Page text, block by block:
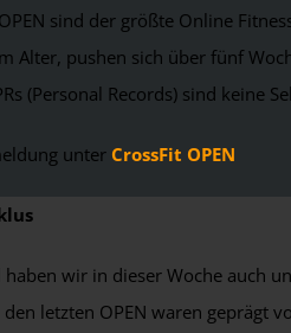
sind der größte Online
Alter, pushen sich über fünf
(Personal Records) sind keine
unter CrossFit OPEN
wir in dieser Woche auch
letzten OPEN waren geprägt